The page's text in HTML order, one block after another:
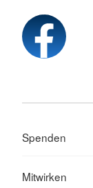
Spenden
Mitwirken